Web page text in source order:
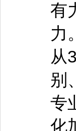
有
力
从
别
专
化